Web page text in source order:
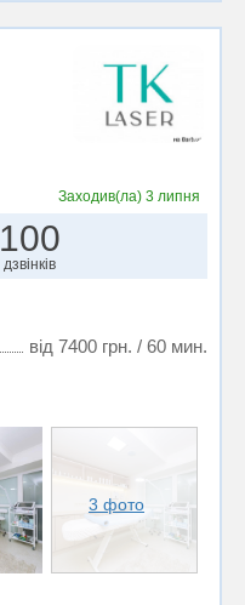
Заходив(ла)3 липня
100
дзвінків
від 7400 грн. / 60 мин.
3 фото